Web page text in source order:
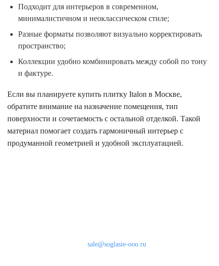
Подходит для интерьеров в современном,
минималистичном и неоклассическом стиле;
Разные форматы позволяют визуально корректировать
пространство;
Коллекции удобно комбинировать между собой по тону
и фактуре.
Если вы планируете купить плитку Italon в Москве,
обратите внимание на назначение помещения, тип
поверхности и сочетаемость с остальной отделкой. Такой
материал помогает создать гармоничный интерьер с
продуманной геометрией и удобной эксплуатацией.
sale@soglasie-ooo.ru